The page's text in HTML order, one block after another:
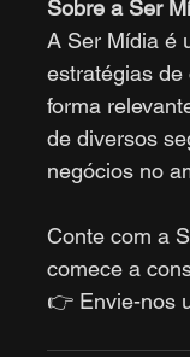
Sobre a Ser
A Ser Mídia é
estratégias
forma
de diversos
negócios no
Conte com a
comece a
👉 Envie-nos